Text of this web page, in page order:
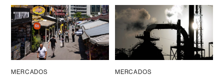
MERCADOS MERCADOS